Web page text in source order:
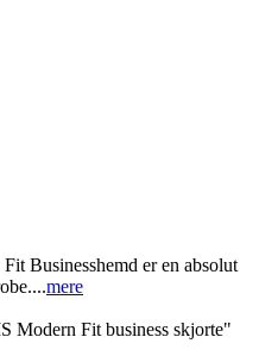
Businesshemd er en absolut
mere
Modern Fit business skjorte"